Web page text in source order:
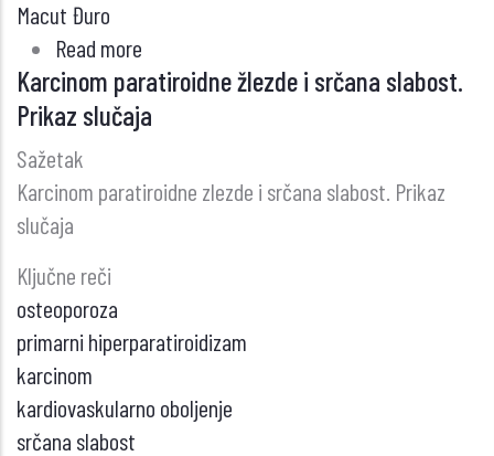
Macut Đuro
Read more
HIPERKALCEMIJA
I
SISTEM
Karcinom paratiroidne žlezde i srčana slabost.
Prikaz slučaja
Sažetak
Karcinom paratiroidne zlezde i srčana slabost. Prikaz
slučaja
Ključne reči
osteoporoza
primarni hiperparatiroidizam
karcinom
kardiovaskularno oboljenje
srčana slabost